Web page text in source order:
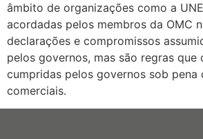
âmbito de organizações como a
acordadas pelos membros da OMC
declarações e compromissos
pelos governos, mas são regras que
cumpridas pelos governos sob pena
comerciais.